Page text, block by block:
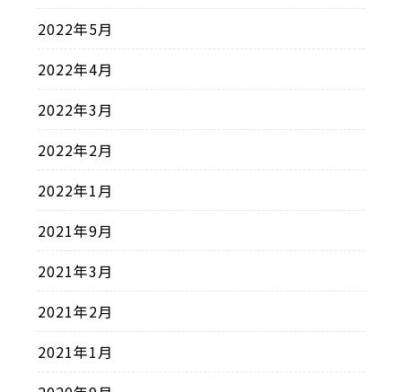
2022年5月
2022年4月
2022年3月
2022年2月
2022年1月
2021年9月
2021年3月
2021年2月
2021年1月